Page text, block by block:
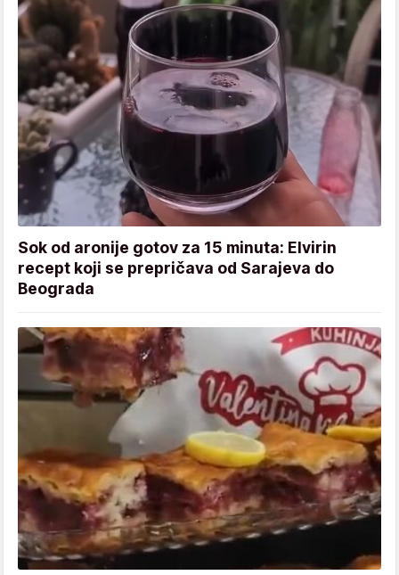
Sok od aronije gotov za 15 minuta: Elvirin
recept koji se prepričava od Sarajeva do
Beograda